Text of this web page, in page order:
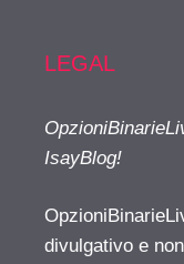
LEGAL
IsayBlog!
divulgativo e